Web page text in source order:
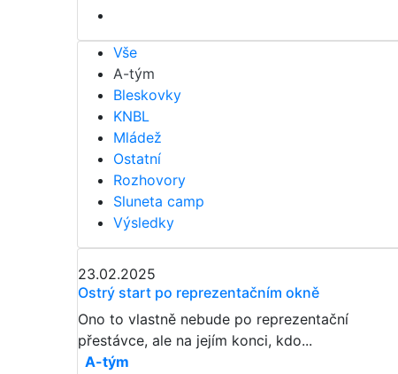
Vše
A-tým
Bleskovky
KNBL
Mládež
Ostatní
Rozhovory
Sluneta camp
Výsledky
23.02.2025
Ostrý start po reprezentačním okně
Ono to vlastně nebude po reprezentační
přestávce, ale na jejím konci, kdo...
A-tým